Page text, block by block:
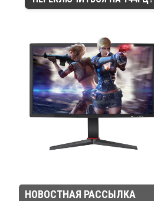
НОВОСТНАЯ РАССЫЛКА